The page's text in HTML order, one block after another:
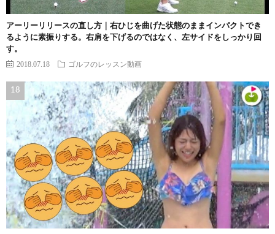
アーリーリリースの直し方｜右ひじを曲げた状態のままインパクトでき
るように素振りする。右肩を下げるのではなく、左サイドをしっかり回
す。
2018.07.18 ゴルフのレッスン動画